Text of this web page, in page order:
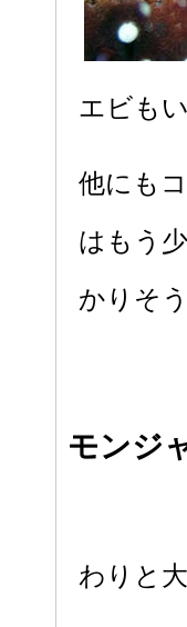
エビも
他にも
はもう
かりそ
モンジ
わりと